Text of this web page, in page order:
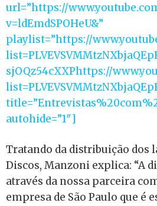
url=”https://
v=ldEmdSPOHeU&”
playlist=”https://
sjOQz54cXXPhttps://
autohide=”1″]
Tratando da distribuição dos
Discos, Manzoni explica: “A
através da nossa parceira
empresa de São Paulo que é